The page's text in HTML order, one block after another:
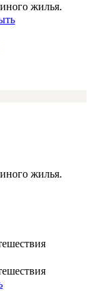
жилья.
жилья.